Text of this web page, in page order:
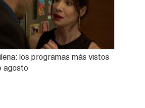
los programas más vistos
agosto